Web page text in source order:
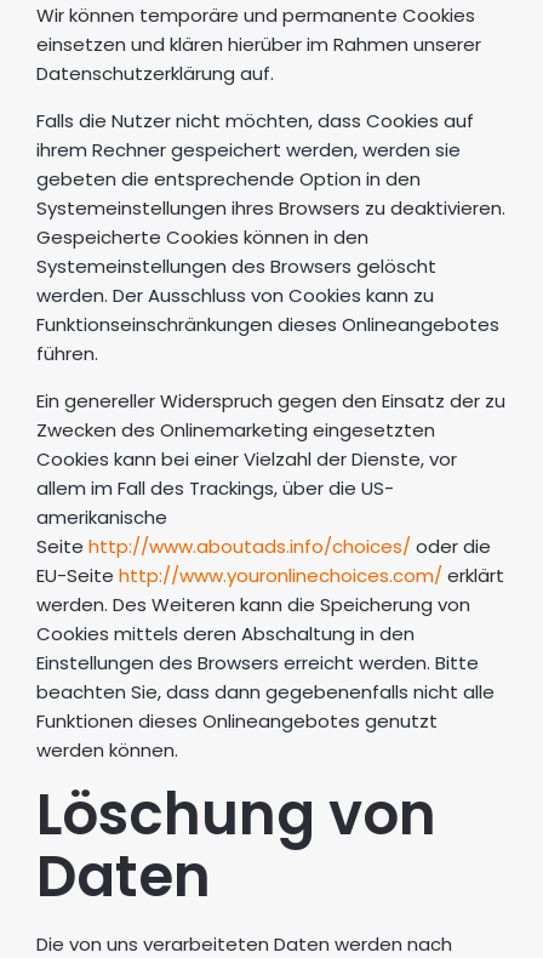
Wir können temporäre und permanente Cookies
einsetzen und klären hierüber im Rahmen unserer
Datenschutzerklärung auf.
Falls die Nutzer nicht möchten, dass Cookies auf
ihrem Rechner gespeichert werden, werden sie
gebeten die entsprechende Option in den
Systemeinstellungen ihres Browsers zu deaktivieren.
Gespeicherte Cookies können in den
Systemeinstellungen des Browsers gelöscht
werden. Der Ausschluss von Cookies kann zu
Funktionseinschränkungen dieses Onlineangebotes
führen.
Ein genereller Widerspruch gegen den Einsatz der zu
Zwecken des Onlinemarketing eingesetzten
Cookies kann bei einer Vielzahl der Dienste, vor
allem im Fall des Trackings, über die US-
amerikanische
Seite http://www.aboutads.info/choices/oder die
EU-Seite http://www.youronlinechoices.com/erklärt
werden. Des Weiteren kann die Speicherung von
Cookies mittels deren Abschaltung in den
Einstellungen des Browsers erreicht werden. Bitte
beachten Sie, dass dann gegebenenfalls nicht alle
Funktionen dieses Onlineangebotes genutzt
werden können.
Löschung von
Daten
Die von uns verarbeiteten Daten werden nach